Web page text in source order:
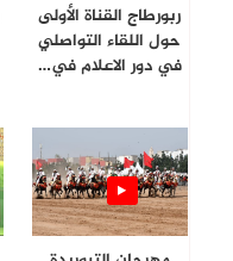
ربورطاج القناة الأولى
حول اللقاء التواصلي
في دور الاعلام في…